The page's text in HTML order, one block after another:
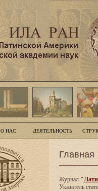
О НАС ДЕЯТЕЛЬНОСТЬ
Главная
Журнал"
Указатель